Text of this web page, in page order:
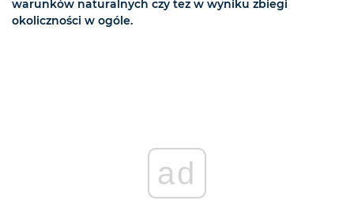
warunków naturalnych czy tez w wyniku zbiegi
okoliczności w ogóle.
ad